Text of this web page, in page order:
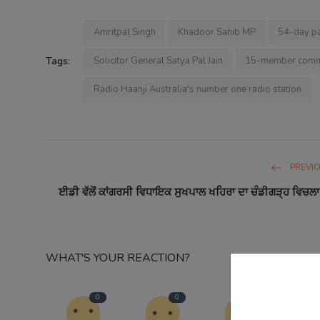
Tags:
Amritpal Singh Khadoor Sahib MP 54-day
Solicitor General Satya Pal Jain 15-member
Radio Haanji Australia's number one radio station
ਈਡੀ ਵੱਲੋਂ ਕਾਂਗਰਸੀ ਵਿਧਾਇਕ ਸੁਖਪਾਲ ਖਹਿਰਾ ਦਾ ਚੰਡੀਗੜ੍ਹ
WHAT'S YOUR REACTION?
0 0